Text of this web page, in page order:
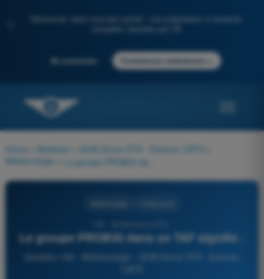
Découvrez notre nouveau portail : une préparation à l'examen
Se connecter Commencer maintenant
Home Matières QCM Drone STS - Examen CATS
Météorologie
Le groupe PROB30 dans un TAF signifie :